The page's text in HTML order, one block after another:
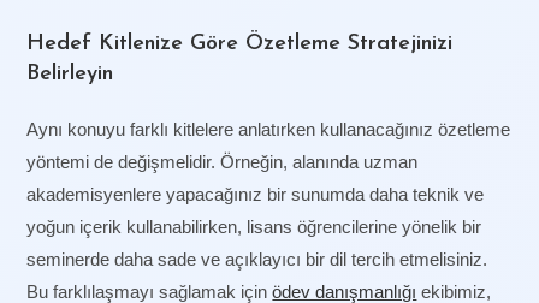
Hedef Kitlenize Göre Özetleme Stratejinizi
Belirleyin
Aynı konuyu farklı kitlelere anlatırken kullanacağınız özetleme
yöntemi de değişmelidir. Örneğin, alanında uzman
akademisyenlere yapacağınız bir sunumda daha teknik ve
yoğun içerik kullanabilirken, lisans öğrencilerine yönelik bir
seminerde daha sade ve açıklayıcı bir dil tercih etmelisiniz.
Bu farklılaşmayı sağlamak içinödev danışmanlığı ekibimiz,